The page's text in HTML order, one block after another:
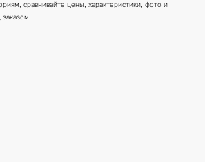
сравнивайте цены, характеристики, фото и